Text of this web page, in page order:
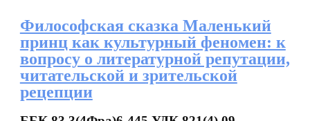
Философская сказка Маленький
принц как культурный феномен: к
вопросу о литературной репутации,
читательской и зрительской
рецепции